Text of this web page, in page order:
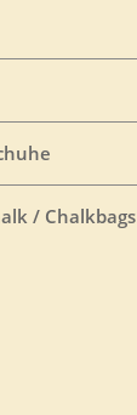
/ Chalkbags